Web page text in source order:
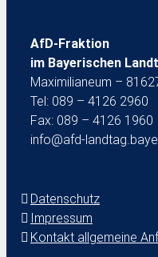
AfD-Fraktion
im Bayerischen
Maximilianeum –
Tel: 089 – 4126 2960
Fax: 089 – 4126 1960
info@afd-
Datenschutz
Impressum
Kontakt allgemeine